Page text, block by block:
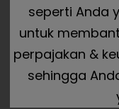
seperti Anda
untuk
perpajakan &
sehingga